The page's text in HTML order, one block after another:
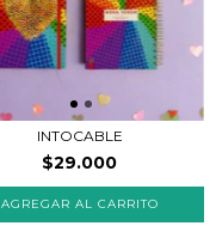
INTOCABLE
$29.000
AGREGAR AL CARRITO